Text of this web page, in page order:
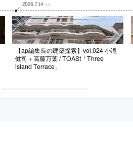
2026.7.14 TUE
【ap編集長の建築探索】vol.024 小滝
健司＋高藤万葉 / TOASt「Three
island Terrace」